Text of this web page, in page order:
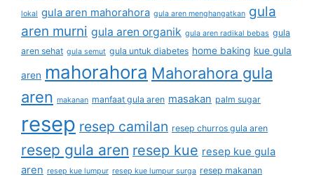
lokal gula aren mahorahora gula aren menghangatkan gula
aren murni gula aren organik gula aren radikal bebas gula
aren sehat gula semut gula untuk diabetes home baking kue gula
aren mahorahora Mahorahora gula
aren makanan manfaat gula aren masakan palm sugar
resep resep camilan resep churros gula aren
resep gula aren resep kue resep kue gula
aren resep kue lumpur resep kue lumpur surga resep makanan